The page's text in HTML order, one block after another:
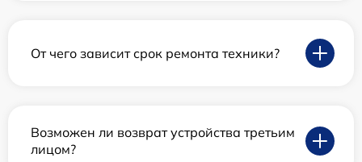
От чего зависит срок ремонта техники?
Возможен ли возврат устройства третьим
лицом?